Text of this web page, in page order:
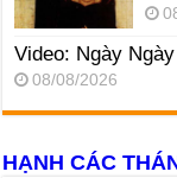
Video: Ngày
08/08/2026
HẠNH CÁC